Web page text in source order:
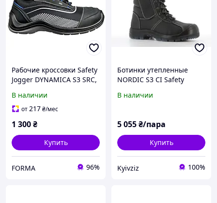
Рабочие кроссовки Safety
Jogger DYNAMICA S3 SRC,
Flex вставка
В наличии
от217₴/мес
1 300₴
Купить
FORMA 96%
Ботинки утепленные
NORDIC S3 CI Safety
В наличии
5 055₴/пара
Купить
Kyivziz 100%